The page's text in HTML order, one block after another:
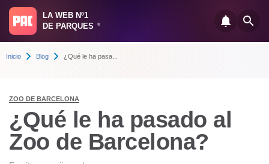
LA WEB Nº1
DE PARQUES
®
Inicio Blog ¿Qué le ha pasa...
ZOO DE BARCELONA
¿Qué le ha pasado al
Zoo de Barcelona?